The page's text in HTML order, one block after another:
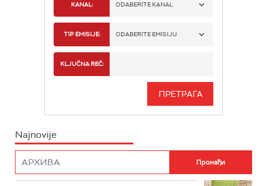
KANAL: ODABERITE KANAL
RADIO BEOGRAD 1
RADIO BEOGRAD 3
RADIO ROKENROLER
TIP EMISIJE: ODABERITE EMISIJU
INFO
KLJUČNA REČ:
Najnovije